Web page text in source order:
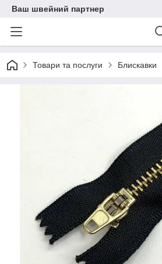
Ваш швейний партнер
Товари та послуги Блискавки